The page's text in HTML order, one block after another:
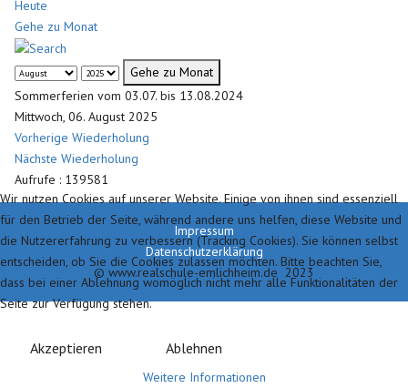
Heute
Gehe zu Monat
Gehe zu Monat
Sommerferien vom 03.07. bis 13.08.2024
Mittwoch, 06. August 2025
Vorherige Wiederholung
Nächste Wiederholung
Aufrufe : 139581
Impressum
Datenschutzerklärung
© www.realschule-emlichheim.de 2023
Wir nutzen Cookies auf unserer Website. Einige von ihnen sind essenziell
für den Betrieb der Seite, während andere uns helfen, diese Website und
die Nutzererfahrung zu verbessern (Tracking Cookies). Sie können selbst
entscheiden, ob Sie die Cookies zulassen möchten. Bitte beachten Sie,
dass bei einer Ablehnung womöglich nicht mehr alle Funktionalitäten der
Seite zur Verfügung stehen.
Akzeptieren Ablehnen
Weitere Informationen